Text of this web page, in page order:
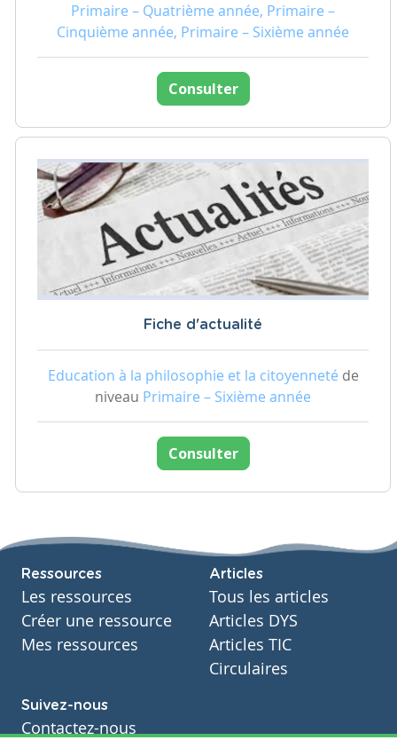
Primaire – Quatrième année, Primaire –
Cinquième année, Primaire – Sixième année
Consulter
Fiche d'actualité
Education à la philosophie et la citoyenneté de
niveau Primaire – Sixième année
Consulter
Ressources
Les ressources
Créer une ressource
Mes ressources
Articles
Tous les articles
Articles DYS
Articles TIC
Circulaires
Suivez-nous
Contactez-nous